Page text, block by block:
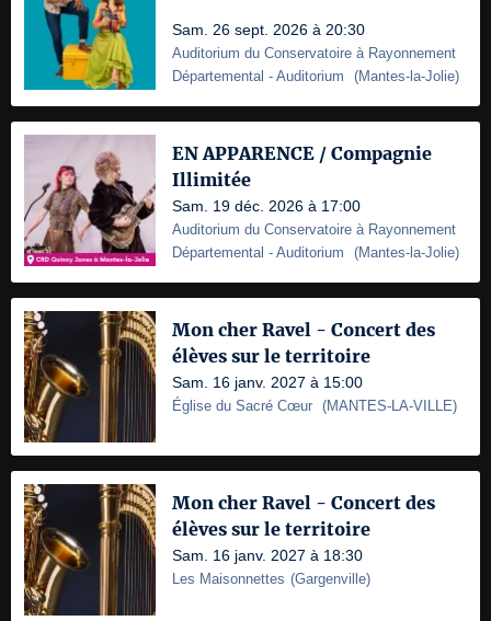
Sam. 26 sept. 2026 à 20:30
Auditorium du Conservatoire à Rayonnement
Départemental - Auditorium (Mantes-la-Jolie)
EN APPARENCE / Compagnie
Illimitée
Sam. 19 déc. 2026 à 17:00
Auditorium du Conservatoire à Rayonnement
Départemental - Auditorium (Mantes-la-Jolie)
Mon cher Ravel - Concert des
élèves sur le territoire
Sam. 16 janv. 2027 à 15:00
Église du Sacré Cœur (MANTES-LA-VILLE)
Mon cher Ravel - Concert des
élèves sur le territoire
Sam. 16 janv. 2027 à 18:30
Les Maisonnettes (Gargenville)